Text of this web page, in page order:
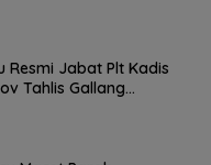
Resmi Jabat Plt Kadis
Tahlis Gallang